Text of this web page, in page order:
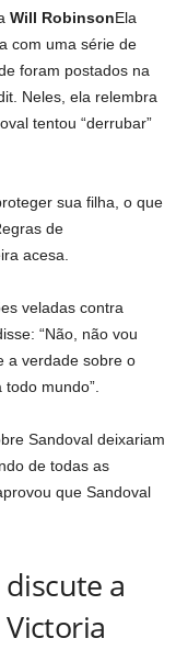
Will RobinsonEla
com uma série de
foram postados na
Neles, ela relembra
tentou “derrubar”
sua filha, o que
de
acesa.
veladas contra
“Não, não vou
a verdade sobre o
mundo”.
Sandoval deixariam
de todas as
que Sandoval
a